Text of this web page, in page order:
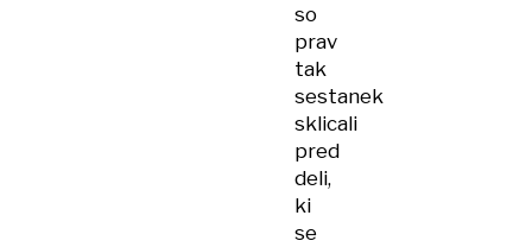
so
prav
tak
sestanek
sklicali
pred
deli,
ki
se